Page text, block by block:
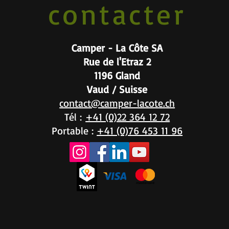
contacter
Camper - La Côte SA
Rue de l'Etraz 2
1196 Gland
Vaud / Suisse
contact@camper-lacote.ch
Tél : +41 (0)22 364 12 72
Portable : +41 (0)76 453 11 96